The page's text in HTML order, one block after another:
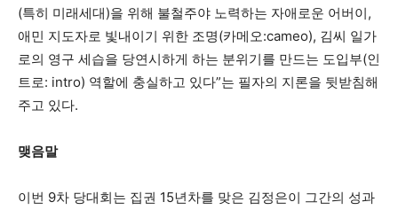
(특히 미래세대)을 위해 불철주야 노력하는 자애로운 어버이,
애민 지도자로 빛내이기 위한 조명(카메오:cameo), 김씨 일가
로의 영구 세습을 당연시하게 하는 분위기를 만드는 도입부(인
트로: intro) 역할에 충실하고 있다”는 필자의 지론을 뒷받침해
주고 있다.
맺음말
이번 9차 당대회는 집권 15년차를 맞은 김정은이 그간의 성과